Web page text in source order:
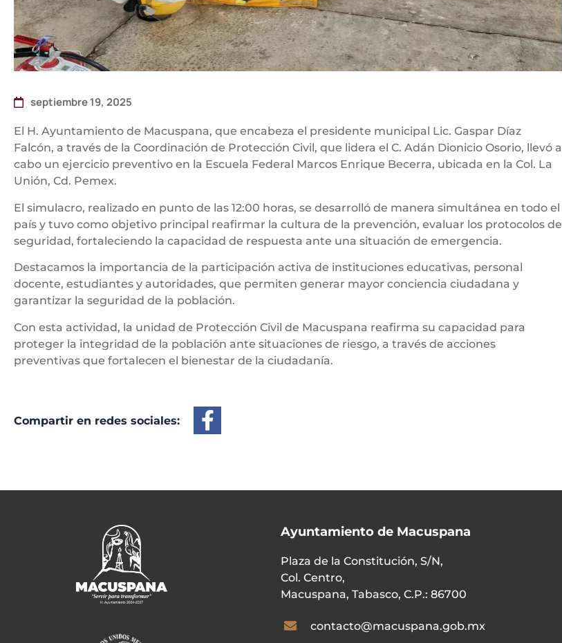
septiembre 19, 2025
El H. Ayuntamiento de Macuspana, que encabeza el presidente municipal Lic. Gaspar Díaz
Falcón, a través de la Coordinación de Protección Civil, que lidera el C. Adán Dionicio Osorio, llevó a
cabo un ejercicio preventivo en la Escuela Federal Marcos Enrique Becerra, ubicada en la Col. La
Unión, Cd. Pemex.
El simulacro, realizado en punto de las 12:00 horas, se desarrolló de manera simultánea en todo el
país y tuvo como objetivo principal reafirmar la cultura de la prevención, evaluar los protocolos de
seguridad, fortaleciendo la capacidad de respuesta ante una situación de emergencia.
Destacamos la importancia de la participación activa de instituciones educativas, personal
docente, estudiantes y autoridades, que permiten generar mayor conciencia ciudadana y
garantizar la seguridad de la población.
Con esta actividad, la unidad de Protección Civil de Macuspana reafirma su capacidad para
proteger la integridad de la población ante situaciones de riesgo, a través de acciones
preventivas que fortalecen el bienestar de la ciudadanía.
Compartir en redes sociales:
Ayuntamiento de Macuspana
Plaza de la Constitución, S/N,
Col. Centro,
Macuspana, Tabasco, C.P.: 86700
contacto@macuspana.gob.mx